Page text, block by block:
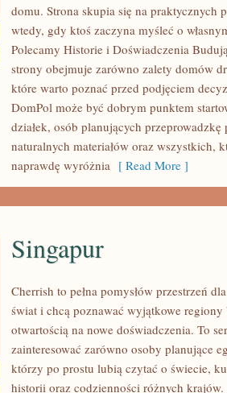
WNĘTRZA
WYKOŃCZENIA
domu. Strona skupia się na praktycznych
wtedy, gdy ktoś zaczyna myśleć o
Polecamy Historie i Doświadczenia
strony obejmuje zarówno zalety domów
które warto poznać przed podjęciem
DomPol może być dobrym punktem
działek, osób planujących
naturalnych materiałów oraz wszystkich,
naprawdę wyróżnia [ Read More ]
Singapur
Cherrish to pełna pomysłów przestrzeń
świat i chcą poznawać wyjątkowe
otwartością na nowe doświadczenia. To
zainteresować zarówno osoby planujące
którzy po prostu lubią czytać o świecie,
historii oraz codzienności różnych krajów.